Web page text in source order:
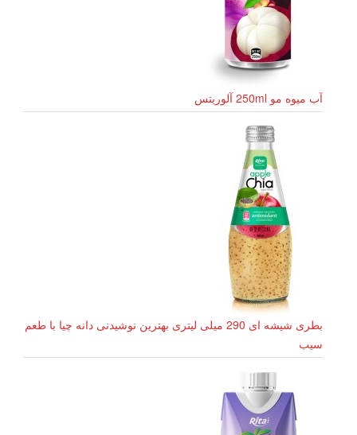
آب میوه مو 250ml آلوریتس
بطری شیشه ای 290 میلی لیتری بهترین نوشیدنی دانه چیا با طعم
سیب